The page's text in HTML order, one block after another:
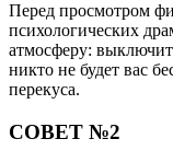
Перед просмотром
психологических
атмосферу:
никто не будет вас
перекуса.
СОВЕТ №2